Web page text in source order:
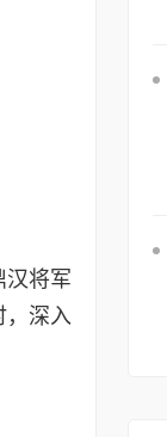
汉将军
，深入